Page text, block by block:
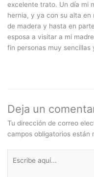
excelente trato. Un día mi
hernia, y ya con su alta en
de madera y hasta en
esposa a visitar a mi
fin personas muy sencillas
Deja un
Tu dirección de correo
campos obligatorios están
aquí...